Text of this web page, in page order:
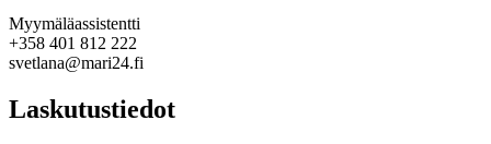
Myymäläassistentti
+358 401 812 222
svetlana@mari24.fi
Laskutustiedot